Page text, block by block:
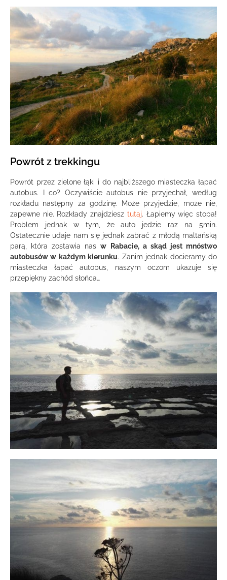
Powrót z trekkingu
Powrót przez zielone łąki i do najbliższego miasteczka łapać
autobus. I co? Oczywiście autobus nie przyjechał, według
rozkładu następny za godzinę. Może przyjedzie, może nie,
zapewne nie. Rozkłady znajdziesz tutaj. Łapiemy więc stopa!
Problem jednak w tym, że auto jedzie raz na 5min.
Ostatecznie udaje nam się jednak zabrać z młodą maltańską
parą, która zostawia nasw Rabacie, a skąd jest mnóstwo
autobusów w każdym kierunku. Zanim jednak docieramy do
miasteczka łapać autobus, naszym oczom ukazuje się
przepiękny zachód słońca…